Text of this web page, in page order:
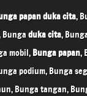
papanduka cita,
Bungaduka cita,
mobil, Bunga papan,
podium, Bunga
Bunga tangan,